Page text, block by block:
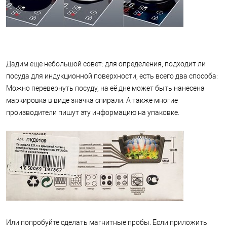
Дадим еще небольшой совет: для определения, подходит ли
посуда для индукционной поверхности, есть всего два способа:
Можно перевернуть посуду, на её дне может быть нанесена
маркировка в виде значка спирали. А также многие
производители пишут эту информацию на упаковке.
Или попробуйте сделать магнитные пробы. Если приложить